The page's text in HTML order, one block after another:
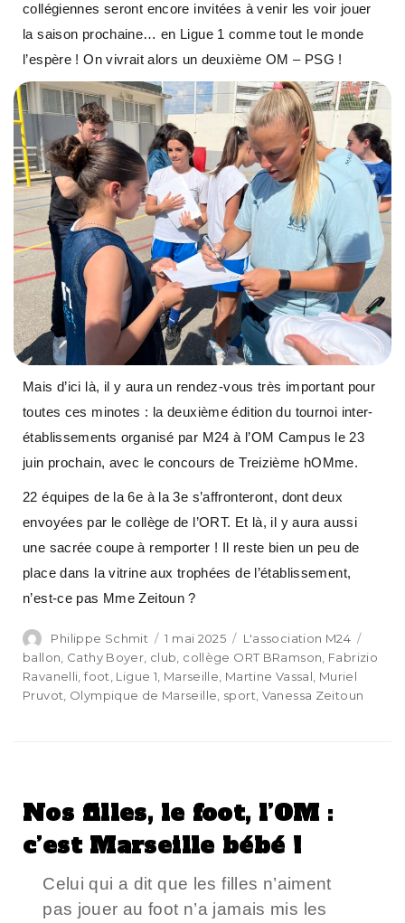
collégiennes seront encore invitées à venir les voir jouer
la saison prochaine… en Ligue 1 comme tout le monde
l’espère ! On vivrait alors un deuxième OM – PSG !
Mais d’ici là, il y aura un rendez-vous très important pour
toutes ces minotes : la deuxième édition du tournoi inter-
établissements organisé par M24 à l’OM Campus le 23
juin prochain, avec le concours de Treizième hOMme.
22 équipes de la 6e à la 3e s’affronteront, dont deux
envoyées par le collège de l’ORT. Et là, il y aura aussi
une sacrée coupe à remporter ! Il reste bien un peu de
place dans la vitrine aux trophées de l’établissement,
n’est-ce pas Mme Zeitoun ?
Philippe Schmit 1 mai 2025
L'association M24
ballon Cathy Boyer club collège ORT BRamson Fabrizio
Ravanelli ,foot Ligue 1 Marseille Martine Vassal Muriel
Pruvot Olympique de Marseille sport Vanessa Zeitoun
Nos filles, le foot, l’OM :
c’est Marseille bébé !
Celui qui a dit que les filles n’aiment
pas jouer au foot n’a jamais mis les